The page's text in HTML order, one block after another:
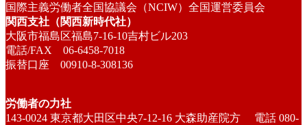
国際主義労働者全国協議会（NCIW）全国運営委員会
関西支社（関西新時代社）
大阪市福島区福島7-16-10吉村ビル203
電話/FAX 06-6458-7018
振替口座 00910-8-308136
労働者の力社
143-0024 東京都大田区中央7-12-16 大森助産院方 電話 080-